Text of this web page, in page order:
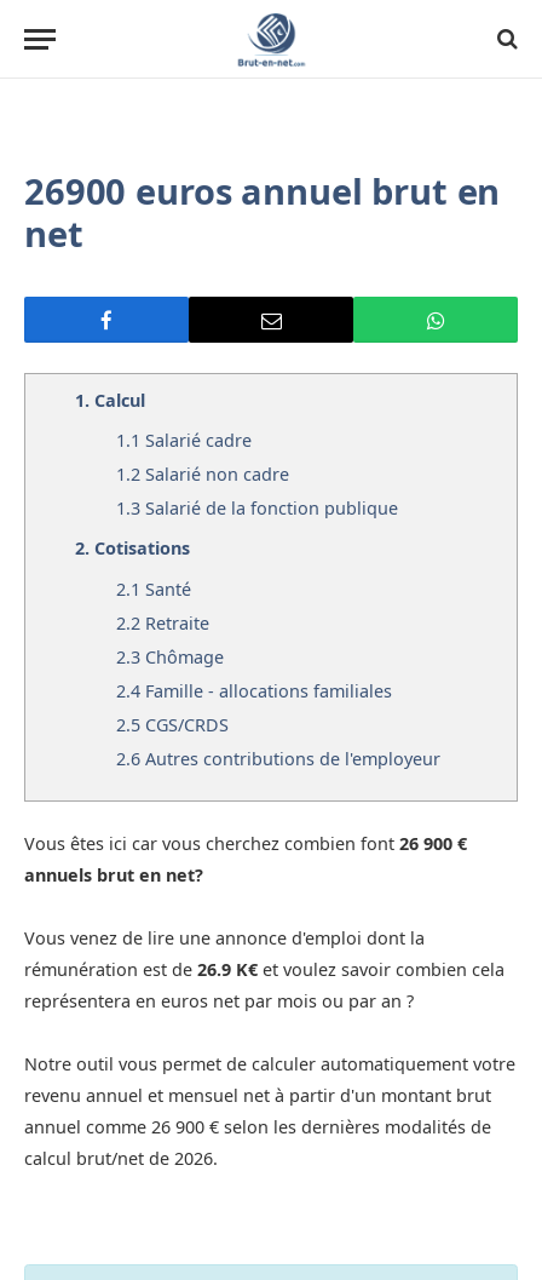
26900 euros annuel brut en
net
1. Calcul
1.1 Salarié cadre
1.2 Salarié non cadre
1.3 Salarié de la fonction publique
2. Cotisations
2.1 Santé
2.2 Retraite
2.3 Chômage
2.4 Famille - allocations familiales
2.5 CGS/CRDS
2.6 Autres contributions de l'employeur
Vous êtes ici car vous cherchez combien font 26 900 €
annuels brut en net?
Vous venez de lire une annonce d'emploi dont la
rémunération est de 26.9 K€ et voulez savoir combien cela
représentera en euros net par mois ou par an ?
Notre outil vous permet de calculer automatiquement votre
revenu annuel et mensuel net à partir d'un montant brut
annuel comme 26 900 € selon les dernières modalités de
calcul brut/net de 2026.